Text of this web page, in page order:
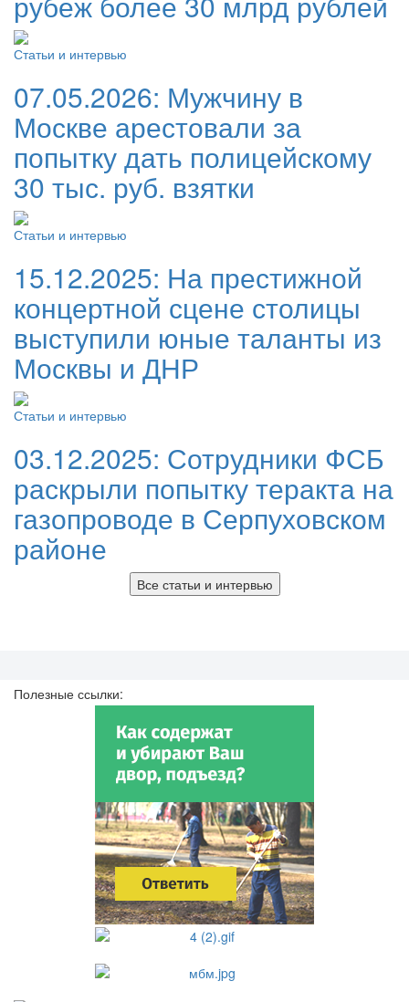
Статьи и интервью
07.05.2026: Мужчину в
Москве арестовали за
попытку дать полицейскому
30 тыс. руб. взятки
Статьи и интервью
15.12.2025: На престижной
концертной сцене столицы
выступили юные таланты из
Москвы и ДНР
Статьи и интервью
03.12.2025: Сотрудники ФСБ
раскрыли попытку теракта на
газопроводе в Серпуховском
районе
Все статьи и интервью
Полезные ссылки: